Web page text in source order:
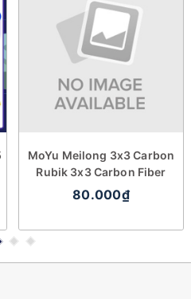
MoYu Meilong 3x3 Carbon
Rubik 3x3 Carbon Fiber
80.000₫